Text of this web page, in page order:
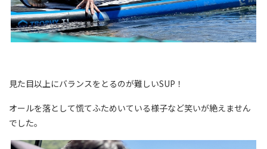
見た目以上にバランスをとるのが難しいSUP！
オールを落として慌てふためいている様子など笑いが絶えません
でした。